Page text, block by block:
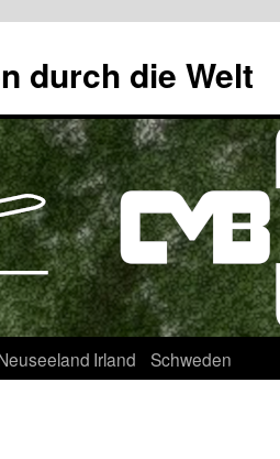
durch die Welt
Irland Schweden